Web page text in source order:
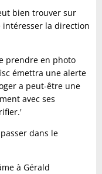
bien trouver sur
intéresser la direction
prendre en photo
émettra une alerte
a peut-être une
avec ses
dans le
à Gérald